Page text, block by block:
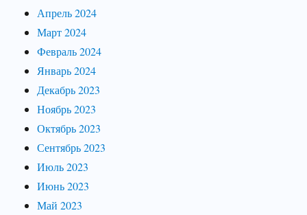
Апрель 2024
Март 2024
Февраль 2024
Январь 2024
Декабрь 2023
Ноябрь 2023
Октябрь 2023
Сентябрь 2023
Июль 2023
Июнь 2023
Май 2023